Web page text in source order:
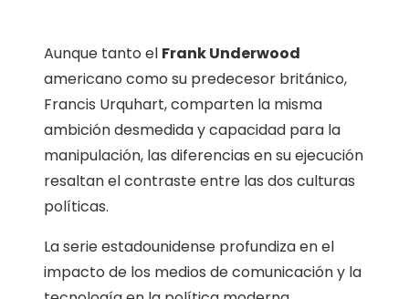
Aunque tanto el Frank Underwood
americano como su predecesor británico,
Francis Urquhart, comparten la misma
ambición desmedida y capacidad para la
manipulación, las diferencias en su ejecución
resaltan el contraste entre las dos culturas
políticas.
La serie estadounidense profundiza en el
impacto de los medios de comunicación y la